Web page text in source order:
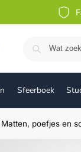
Sfeerboek
Matten, poefjes en